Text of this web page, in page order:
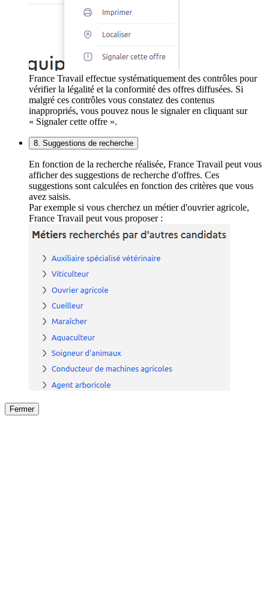
France Travail effectue systématiquement des contrôles pour
vérifier la légalité et la conformité des offres diffusées. Si
malgré ces contrôles vous constatez des contenus
inappropriés, vous pouvez nous le signaler en cliquant sur
« Signaler cette offre ».
8. Suggestions de recherche
En fonction de la recherche réalisée, France Travail peut vous
afficher des suggestions de recherche d'offres. Ces
suggestions sont calculées en fonction des critères que vous
avez saisis.
Par exemple si vous cherchez un métier d'ouvrier agricole,
France Travail peut vous proposer :
Fermer